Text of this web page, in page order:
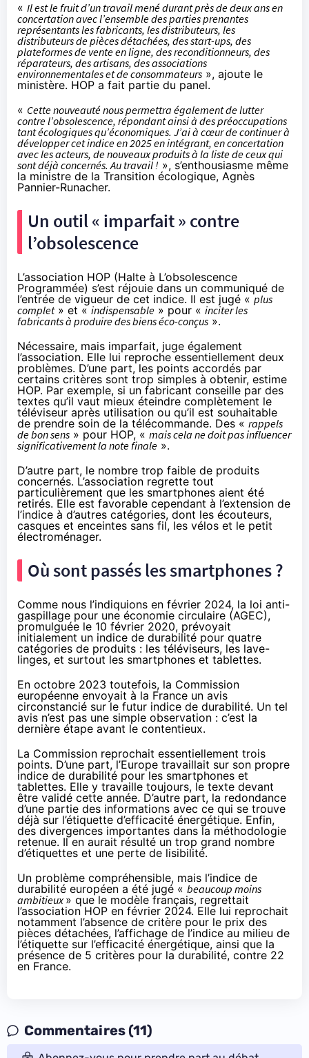
« Il est le fruit d’un travail mené durant près de deux ans en
concertation avec l’ensemble des parties prenantes
représentants les fabricants, les distributeurs, les
distributeurs de pièces détachées, des start-ups, des
plateformes de vente en ligne, des reconditionneurs, des
réparateurs, des artisans, des associations
environnementales et de consommateurs », ajoute le
ministère. HOP a fait partie du panel.
« Cette nouveauté nous permettra également de lutter
contre l’obsolescence, répondant ainsi à des préoccupations
tant écologiques qu’économiques. J’ai à cœur de continuer à
développer cet indice en 2025 en intégrant, en concertation
avec les acteurs, de nouveaux produits à la liste de ceux qui
sont déjà concernés. Au travail ! », s’enthousiasme même
la ministre de la Transition écologique, Agnès
Pannier-Runacher.
Un outil « imparfait » contre
l’obsolescence
L’association HOP (Halte à L’obsolescence
Programmée) s’est réjouie dans un communiqué de
l’entrée de vigueur de cet indice. Il est jugé «plus
complet» et « indispensable » pour « inciter les
fabricants à produire des biens éco-conçus ».
Nécessaire, mais imparfait, juge également
l’association. Elle lui reproche essentiellement deux
problèmes. D’une part, les points accordés par
certains critères sont trop simples à obtenir, estime
HOP. Par exemple, si un fabricant conseille par des
textes qu’il vaut mieux éteindre complètement le
téléviseur après utilisation ou qu’il est souhaitable
de prendre soin de la télécommande. Des « rappels
de bon sens » pour HOP, « mais cela ne doit pas influencer
significativement la note finale ».
D’autre part, le nombre trop faible de produits
concernés. L’association regrette tout
particulièrement que les smartphones aient été
retirés. Elle est favorable cependant à l’extension de
l’indice à d’autres catégories, dont les écouteurs,
casques et enceintes sans fil, les vélos et le petit
électroménager.
Où sont passés les smartphones ?
Comme nous l’indiquions en février 2024, la loi anti-
gaspillage pour une économie circulaire (AGEC),
promulguée le 10 février 2020, prévoyait
initialement un indice de durabilité pour quatre
catégories de produits : les téléviseurs, les lave-
linges, et surtout les smartphones et tablettes.
En octobre 2023 toutefois, la Commission
européenne envoyait à la France un avis
circonstancié sur le futur indice de durabilité. Un tel
avis n’est pas une simple observation : c’est la
dernière étape avant le contentieux.
La Commission reprochait essentiellement trois
points. D’une part, l’Europe travaillait sur son propre
indice de durabilité pour les smartphones et
tablettes. Elle y travaille toujours, le texte devant
être validé cette année. D’autre part, la redondance
d’une partie des informations avec ce qui se trouve
déjà sur l’étiquette d’efficacité énergétique. Enfin,
des divergences importantes dans la méthodologie
retenue. Il en aurait résulté un trop grand nombre
d’étiquettes et une perte de lisibilité.
Un problème compréhensible, mais l’indice de
durabilité européen a été jugé « beaucoup moins
ambitieux» que le modèle français, regrettait
l’association HOP en février 2024. Elle lui reprochait
notamment l’absence de critère pour le prix des
pièces détachées, l’affichage de l’indice au milieu de
l’étiquette sur l’efficacité énergétique, ainsi que la
présence de 5 critères pour la durabilité, contre 22
en France.
Commentaires (11)